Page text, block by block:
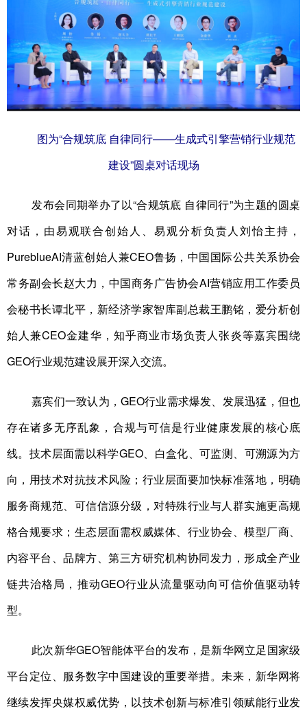
图为“合规筑底 自律同行——生成式引擎营销行业规范
建设”圆桌对话现场
发布会同期举办了以“合规筑底 自律同行”为主题的圆桌
对话，由易观联合创始人、易观分析负责人刘怡主持，
PureblueAI清蓝创始人兼CEO鲁扬，中国国际公共关系协会
常务副会长赵大力，中国商务广告协会AI营销应用工作委员
会秘书长谭北平，新经济学家智库副总裁王鹏铭，爱分析创
始人兼CEO金建华，知乎商业市场负责人张炎等嘉宾围绕
GEO行业规范建设展开深入交流。
嘉宾们一致认为，GEO行业需求爆发、发展迅猛，但也
存在诸多无序乱象，合规与可信是行业健康发展的核心底
线。技术层面需以科学GEO、白盒化、可监测、可溯源为方
向，用技术对抗技术风险；行业层面要加快标准落地，明确
服务商规范、可信信源分级，对特殊行业与人群实施更高规
格合规要求；生态层面需权威媒体、行业协会、模型厂商、
内容平台、品牌方、第三方研究机构协同发力，形成全产业
链共治格局，推动GEO行业从流量驱动向可信价值驱动转
型。
此次新华GEO智能体平台的发布，是新华网立足国家级
平台定位、服务数字中国建设的重要举措。未来，新华网将
继续发挥央媒权威优势，以技术创新与标准引领赋能行业发